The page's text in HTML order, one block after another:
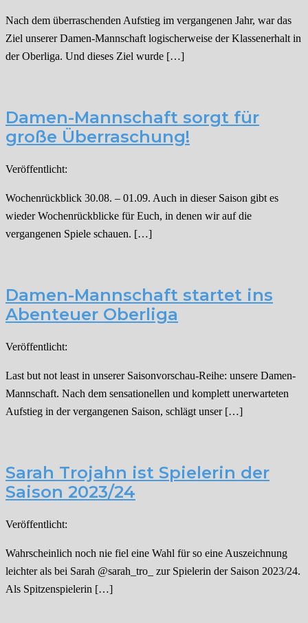
Nach dem überraschenden Aufstieg im vergangenen Jahr, war das
Ziel unserer Damen-Mannschaft logischerweise der Klassenerhalt in
der Oberliga. Und dieses Ziel wurde […]
Damen-Mannschaft sorgt für
große Überraschung!
Veröffentlicht:
Wochenrückblick 30.08. – 01.09. Auch in dieser Saison gibt es
wieder Wochenrückblicke für Euch, in denen wir auf die
vergangenen Spiele schauen. […]
Damen-Mannschaft startet ins
Abenteuer Oberliga
Veröffentlicht:
Last but not least in unserer Saisonvorschau-Reihe: unsere Damen-
Mannschaft. Nach dem sensationellen und komplett unerwarteten
Aufstieg in der vergangenen Saison, schlägt unser […]
Sarah Trojahn ist Spielerin der
Saison 2023/24
Veröffentlicht:
Wahrscheinlich noch nie fiel eine Wahl für so eine Auszeichnung
leichter als bei Sarah @sarah_tro_ zur Spielerin der Saison 2023/24.
Als Spitzenspielerin […]